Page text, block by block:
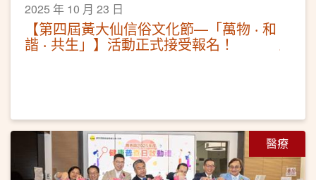
2025 年 10 月 23 日
【第四屆黃大仙信俗文化節—「萬物 ‧ 和
諧 ‧ 共生」】活動正式接受報名！
醫療